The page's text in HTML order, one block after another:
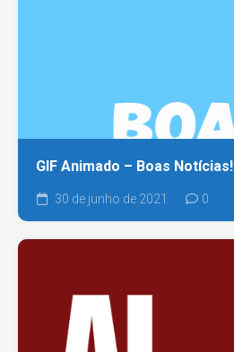
GIF Animado – Boas Notícias!
30 de junho de 2021 0